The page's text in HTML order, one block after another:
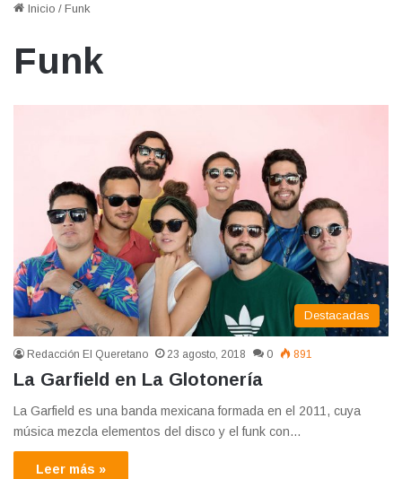
Inicio / Funk
Funk
Destacadas
Redacción El Queretano 23 agosto, 2018 0 891
La Garfield en La Glotonería
La Garfield es una banda mexicana formada en el 2011, cuya
música mezcla elementos del disco y el funk con…
Leer más »